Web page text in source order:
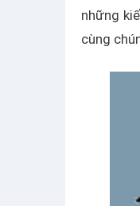
những
cùng